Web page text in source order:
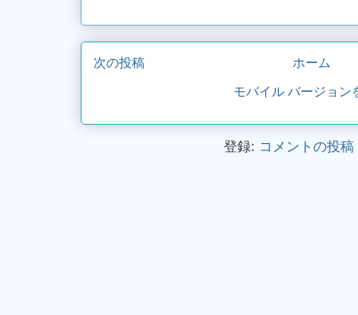
次の投稿 ホーム
モバイル バージョン
登録: コメントの投